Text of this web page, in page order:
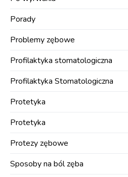
Porady
Problemy zębowe
Profilaktyka stomatologiczna
Profilaktyka Stomatologiczna
Protetyka
Protetyka
Protezy zębowe
Sposoby na ból zęba